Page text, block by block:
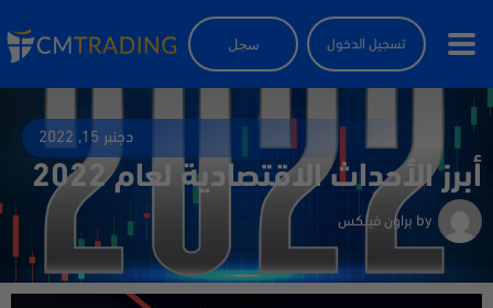
تسجيل الدخول سجل
دجنبر 15, 2022
أبرز الأحداث الاقتصادية لعام 2022
by براون فيلكس